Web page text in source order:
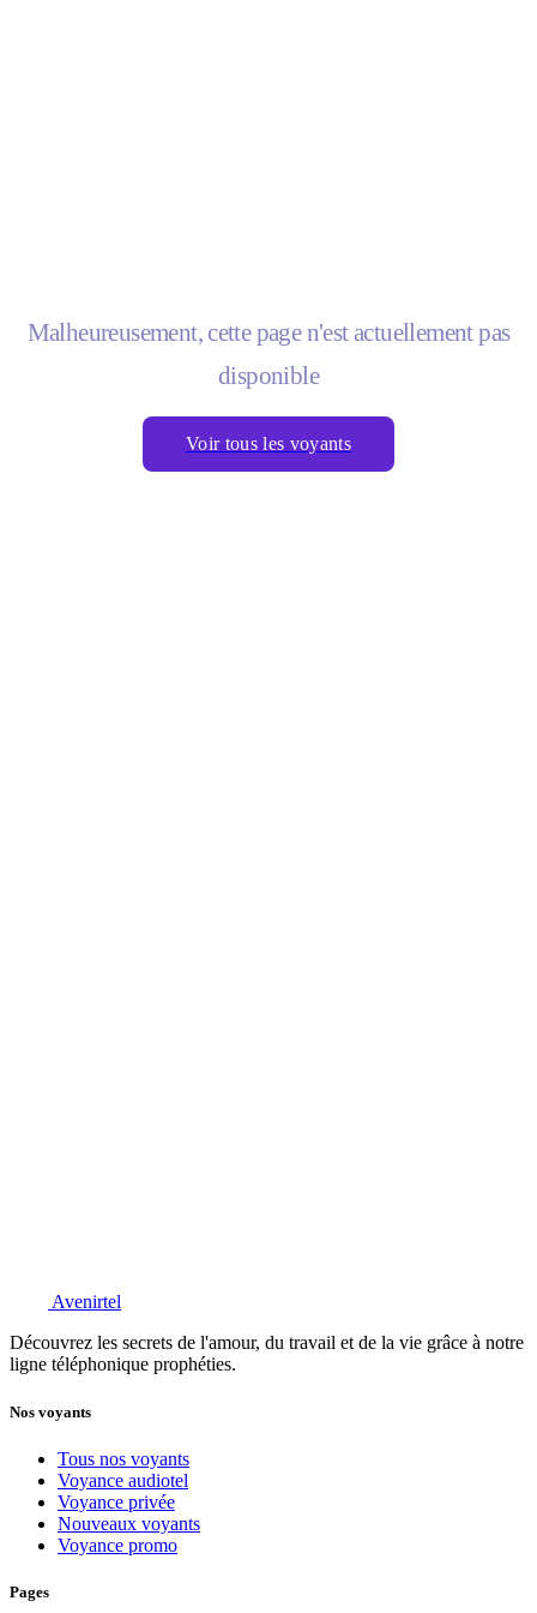
Malheureusement, cette page n'est actuellement pas
disponible
Voir tous les voyants
Avenirtel
Découvrez les secrets de l'amour, du travail et de la vie grâce à notre
ligne téléphonique prophéties.
Nos voyants
Tous nos voyants
Voyance audiotel
Voyance privée
Nouveaux voyants
Voyance promo
Pages